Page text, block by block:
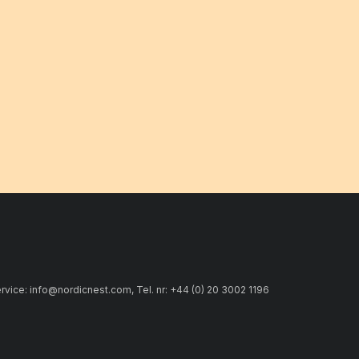
info@nordicnest.com, Tel. nr: +44 (0) 20 3002 1196